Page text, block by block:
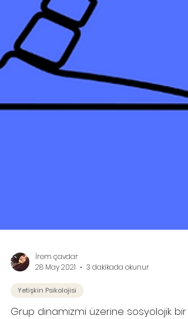
İrem çavdar
28 May 2021
3 dakikada okunur